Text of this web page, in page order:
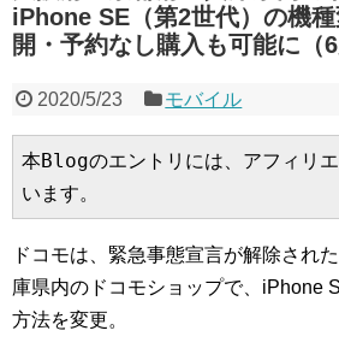
iPhone SE（第2世代）の機
開・予約なし購入も可能に（6
2020/5/23 モバイル
本Blogのエントリには、アフィリ
います。
ドコモは、緊急事態宣言が解除され
庫県内のドコモショップで、iPhone
方法を変更。